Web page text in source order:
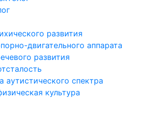
развития
двигательного аппарата
развития
аутистического спектра
культура